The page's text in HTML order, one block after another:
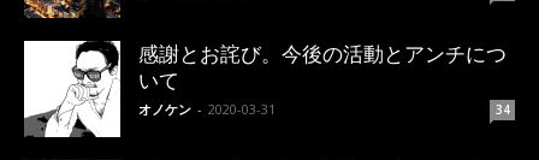
感謝とお詫び。今後の活動とアンチにつ
いて
オノケン - 2020-03-31 34